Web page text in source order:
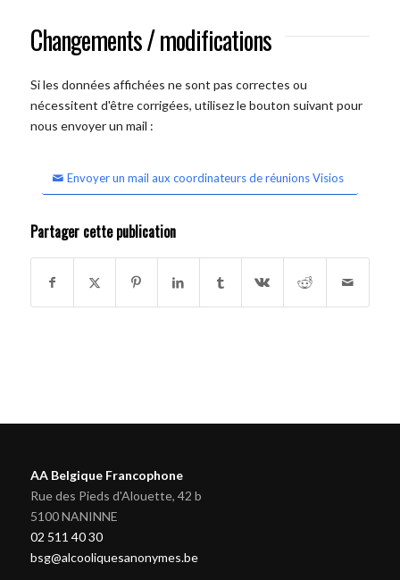
Changements / modifications
Si les données affichées ne sont pas correctes ou
nécessitent d'être corrigées, utilisez le bouton suivant pour
nous envoyer un mail :
Envoyer un mail aux coordinateurs de réunions Visios
Partager cette publication
AA Belgique Francophone
Rue des Pieds d'Alouette, 42 b
5100 NANINNE
02 511 40 30
bsg@alcooliquesanonymes.be